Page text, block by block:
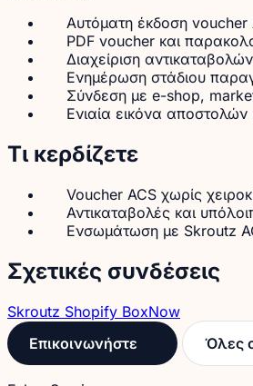
Αυτόματη έκδοση
PDF voucher και
Διαχείριση
Ενημέρωση στάδιου
Σύνδεση με e-shop,
Ενιαία εικόνα
Τι κερδίζετε
Voucher ACS χωρίς
Αντικαταβολές και
Ενσωμάτωση με Skroutz
Σχετικές συνδέσεις
Skroutz Shopify BoxNow
Επικοινωνήστε
Όλες